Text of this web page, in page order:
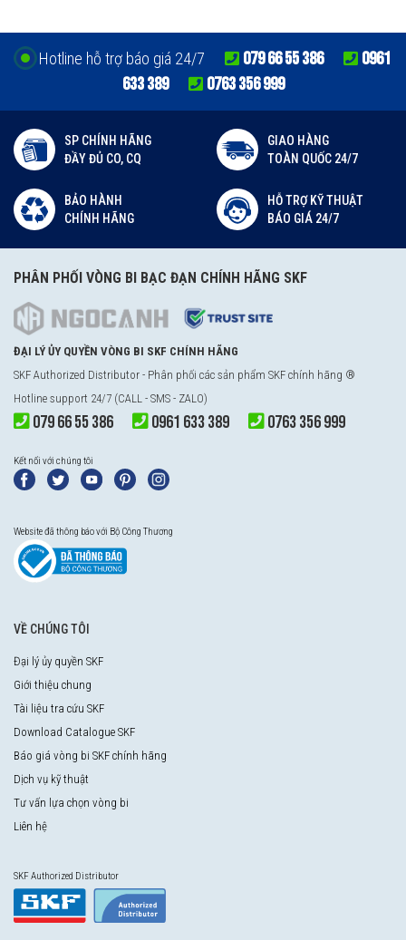
Hotline hỗ trợ báo giá 24/7 079 66 55 386
0961
633 389
0763 356 999
SP CHÍNH HÃNG
ĐẦY ĐỦ CO, CQ
GIAO HÀNG
TOÀN QUỐC 24/7
BẢO HÀNH
CHÍNH HÃNG
HỖ TRỢ KỸ THUẬT
BÁO GIÁ 24/7
PHÂN PHỐI VÒNG BI BẠC ĐẠN CHÍNH HÃNG SKF
ĐẠI LÝ ỦY QUYỀN VÒNG BI SKF CHÍNH HÃNG
SKF Authorized Distributor - Phân phối các sản phẩm SKF chính hãng ®
Hotline support 24/7 (CALL - SMS - ZALO)
079 66 55 386 0961 633 389 0763 356 999
Kết nối với chúng tôi
Website đã thông báo với Bộ Công Thương
VỀ CHÚNG TÔI
Đại lý ủy quyền SKF
Giới thiệu chung
Tài liệu tra cứu SKF
Download Catalogue SKF
Báo giá vòng bi SKF chính hãng
Dịch vụ kỹ thuật
Tư vấn lựa chọn vòng bi
Liên hệ
SKF Authorized Distributor